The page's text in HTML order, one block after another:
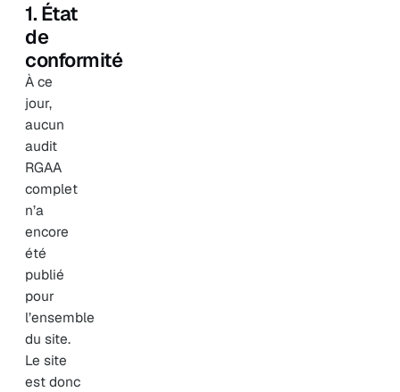
1. État
de
conformité
À ce
jour,
aucun
audit
RGAA
complet
n’a
encore
été
publié
pour
l’ensemble
du site.
Le site
est donc